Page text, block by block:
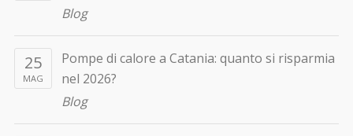
Blog
25
MAG
Pompe di calore a Catania: quanto si risparmia
nel 2026?
Blog